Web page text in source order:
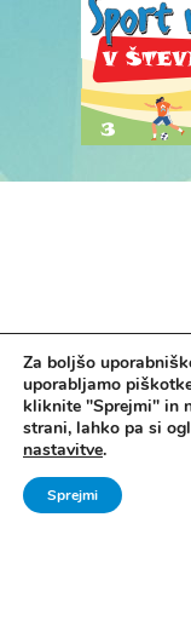
Direktorat za šport,
Za boljšo
uporabljamo
kliknite "Sprejmi" in
strani, lahko pa si
nastavitve.
Sprejmi